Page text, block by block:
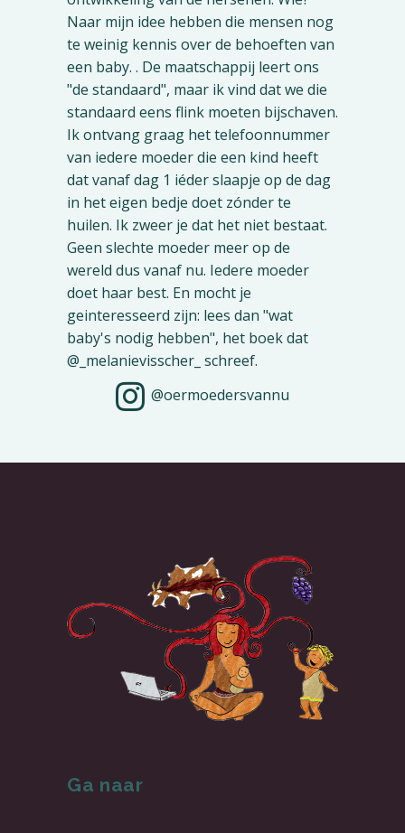
@oermoedersvannu
Ga naar